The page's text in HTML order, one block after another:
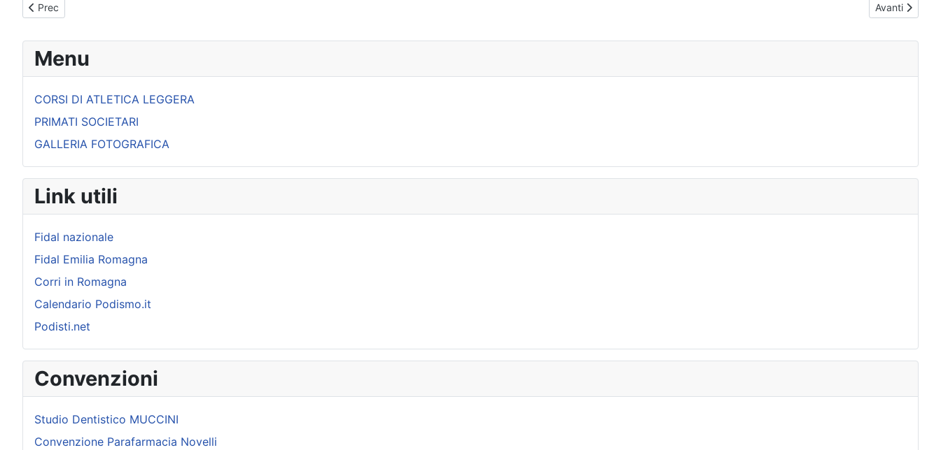
Menu
CORSI DI ATLETICA LEGGERA
PRIMATI SOCIETARI
GALLERIA FOTOGRAFICA
Link utili
Fidal nazionale
Fidal Emilia Romagna
Corri in Romagna
Calendario Podismo.it
Podisti.net
Convenzioni
Studio Dentistico MUCCINI
Convenzione Parafarmacia Novelli
Articolo precedente: Cronache dal podismo: La lunga corsa del “Passatore”
Prec Articolo
Avanti